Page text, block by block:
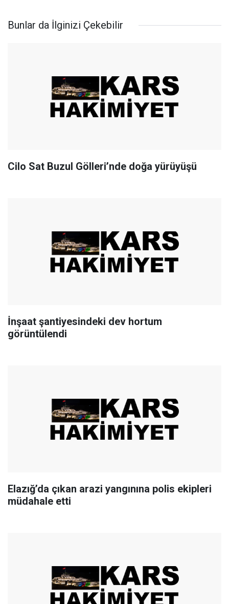
Bunlar da İlginizi Çekebilir
Cilo Sat Buzul Gölleri’nde doğa yürüyüşü
İnşaat şantiyesindeki dev hortum
görüntülendi
Elazığ’da çıkan arazi yangınına polis ekipleri
müdahale etti